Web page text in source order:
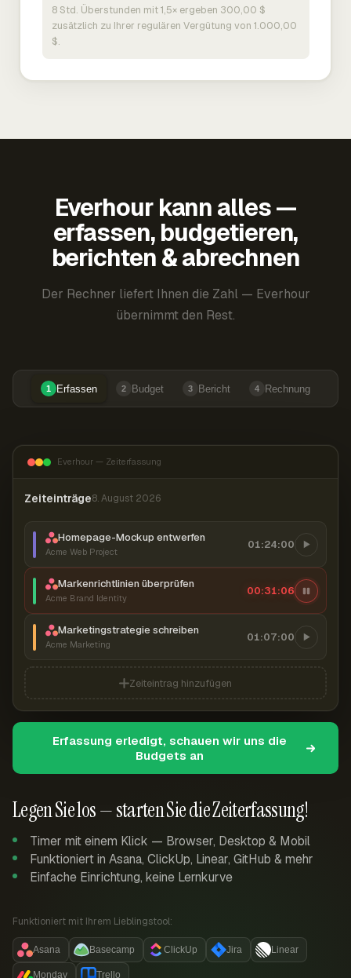
8 Std. Überstunden mit 1,5× ergeben 300,00 $
zusätzlich zu Ihrer regulären Vergütung von 1.000,00
$.
Everhour kann alles —
erfassen, budgetieren,
berichten & abrechnen
Der Rechner liefert Ihnen die Zahl — Everhour
übernimmt den Rest.
1 Erfassen 2 Budget 3 Bericht 4 Rechnung
Legen Sie los — starten Sie die Zeiterfassung!
Timer mit einem Klick — Browser, Desktop & Mobil
Funktioniert in Asana, ClickUp, Linear, GitHub & mehr
Einfache Einrichtung, keine Lernkurve
Funktioniert mit Ihrem Lieblingstool:
Asana Basecamp ClickUp Jira Linear
Monday Trello
Everhour — Zeiterfassung
Zeiteinträge8. August 2026
Homepage-Mockup entwerfen
Acme Web Project
01:24:00
Markenrichtlinien überprüfen
Acme Brand Identity
00:31:06
Marketingstrategie schreiben
Acme Marketing
01:07:00
Zeiteintrag hinzufügen
Erfassung erledigt, schauen wir uns die
Budgets an